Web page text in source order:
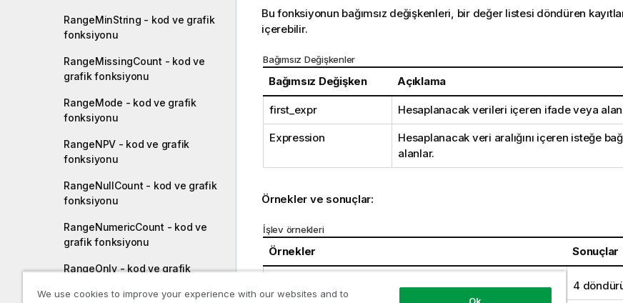
RangeMinString - kod ve grafik
fonksiyonu
RangeMissingCount - kod ve
grafik fonksiyonu
RangeMode - kod ve grafik
fonksiyonu
RangeNPV - kod ve grafik
fonksiyonu
RangeNullCount - kod ve grafik
fonksiyonu
RangeNumericCount - kod ve
grafik fonksiyonu
RangeOnly - kod ve grafik
Bu fonksiyonun bağımsız değişkenleri, bir değer listesi döndüren
içerebilir.
Bağımsız Değişkenler
Bağımsız Değişken Açıklama
first_expr Hesaplanacak verileri içeren ifade veya
Expression
Hesaplanacak veri aralığını içeren isteğe
alanlar.
Örnekler ve sonuçlar:
İşlev örnekleri
Örnekler Sonuçlar
4
We use cookies to improve your experience with our websites and to